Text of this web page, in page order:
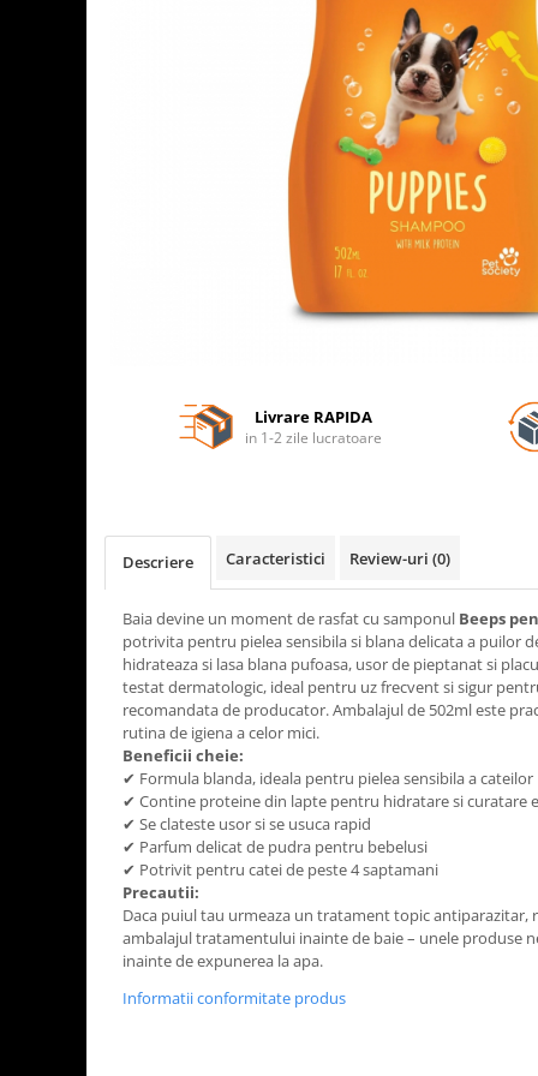
Livrare RAPIDA
in 1-2 zile lucratoare
Descriere Caracteristici Review-uri (0)
Baia devine un moment de rasfat cu samponul Beeps
potrivita pentru pielea sensibila si blana delicata a puilor
hidrateaza si lasa blana pufoasa, usor de pieptanat si
testat dermatologic, ideal pentru uz frecvent si sigur
recomandata de producator. Ambalajul de 502ml este
rutina de igiena a celor mici.
Beneficii cheie:
✔ Formula blanda, ideala pentru pielea sensibila a cateilor
✔ Contine proteine din lapte pentru hidratare si curatare
✔ Se clateste usor si se usuca rapid
✔ Parfum delicat de pudra pentru bebelusi
✔ Potrivit pentru catei de peste 4 saptamani
Precautii:
Daca puiul tau urmeaza un tratament topic antiparazitar,
ambalajul tratamentului inainte de baie – unele produse
inainte de expunerea la apa.
Informatii conformitate produs